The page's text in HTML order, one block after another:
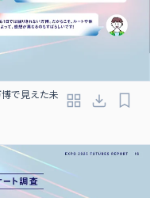
で見えた未